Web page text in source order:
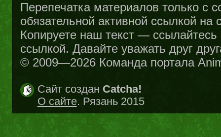
Перепечатка материалов только с
обязательной активной ссылкой на
Копируете наш текст —
ссылкой. Давайте уважать друг
© 2009—2026 Команда портала
Сайт создан Catcha!
О сайте. Рязань 2015